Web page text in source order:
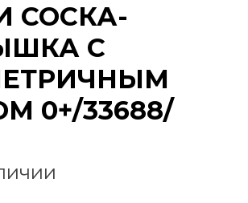
СОСКА-
С
0+/33688/